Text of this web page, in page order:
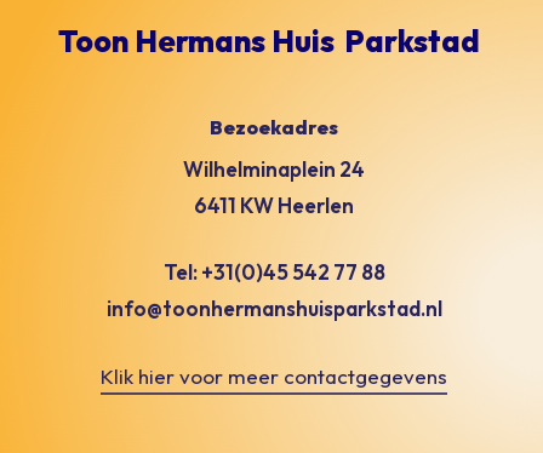
Toon Hermans Huis Parkstad
Bezoekadres
Wilhelminaplein 24
6411 KW Heerlen
Tel: +31(0)45 542 77 88
info@toonhermanshuisparkstad.nl
Klik hier voor meer contactgegevens